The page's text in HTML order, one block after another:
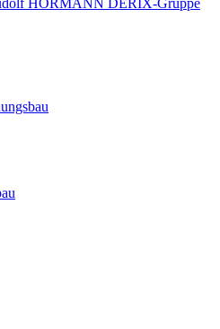
HÖRMANN DERIX-Gruppe